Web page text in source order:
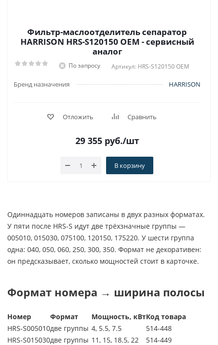
Фильтр-маслоотделитель сепаратор
HARRISON HRS-S120150 OEM - сервисный
аналог
По запросу Артикул: HRS-S120150 OEM
Бренд назначения HARRISON
Отложить Сравнить
29 355 руб./шт
В корзину
Одиннадцать номеров записаны в двух разных форматах.
У пяти после HRS-S идут две трёхзначные группы —
005010, 015030, 075100, 120150, 175220. У шести группа
одна: 040, 050, 060, 250, 300, 350. Формат не декоративен:
он предсказывает, сколько мощностей стоит в карточке.
Формат номера → ширина полосы
Номер Формат Мощность, кВтКод товара
HRS-S005010две группы 4, 5.5, 7.5
514-448
HRS-S015030две группы 11, 15, 18.5, 22
514-449